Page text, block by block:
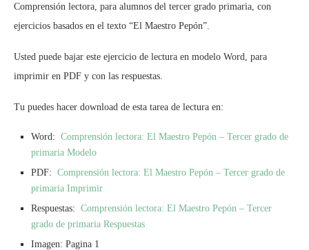
Comprensión lectora, para alumnos del tercer grado primaria, con
ejercicios basados en el texto “El Maestro Pepón”.
Usted puede bajar este ejercicio de lectura en modelo Word, para
imprimir en PDF y con las respuestas.
Tu puedes hacer download de esta tarea de lectura en:
Word: Comprensión lectora: El Maestro Pepón – Tercer grado de
primaria Modelo
PDF: Comprensión lectora: El Maestro Pepón – Tercer grado de
primaria Imprimir
Respuestas: Comprensión lectora: El Maestro Pepón – Tercer
grado de primaria Respuestas
Imagen: Pagina 1